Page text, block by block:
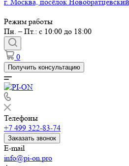
Режим работы
Пн. – Пт.: с 10:00 до 18:00
0
Получить консультацию
Телефоны
+7 499 322-83-74
Заказать звонок
E-mail
info@pi-on.pro